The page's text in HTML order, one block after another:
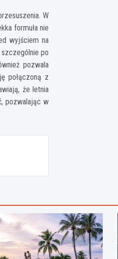
W
formuła nie
wyjściem na
szczególnie po
pozwala
połączoną z
że letnia
pozwalając w